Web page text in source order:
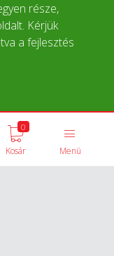
része,
Kérjük
a fejlesztés
Menü
0
Kosár